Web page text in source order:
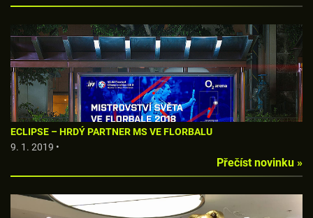
ECLIPSE – HRDÝ PARTNER MS VE FLORBALU
9. 1. 2019 •
Přečíst novinku »